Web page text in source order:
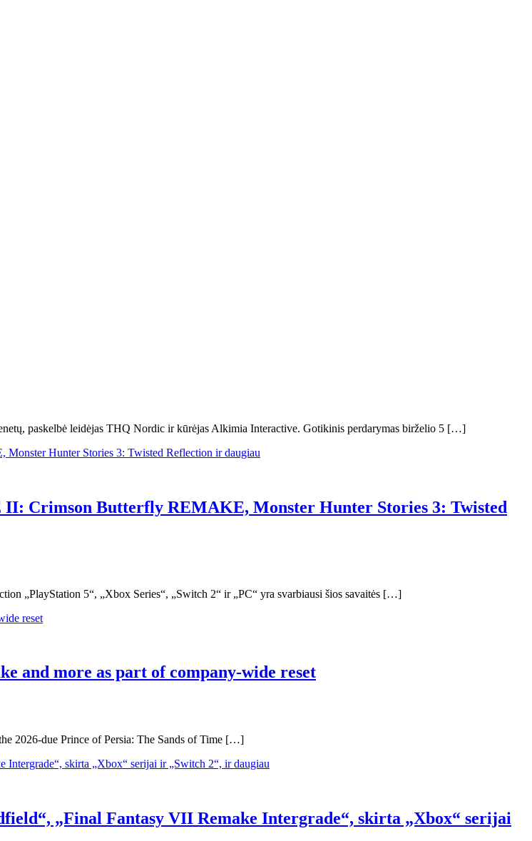
paskelbė leidėjas THQ Nordic ir kūrėjas Alkimia Interactive. Gotikinis perdarymas birželio 5 […]
Crimson Butterfly REMAKE, Monster Hunter Stories 3: Twisted
„PlayStation 5“, „Xbox Series“, „Switch 2“ ir „PC“ yra svarbiausi šios savaitės […]
and more as part of company-wide reset
2026-due Prince of Persia: The Sands of Time […]
„Final Fantasy VII Remake Intergrade“, skirta „Xbox“ serijai